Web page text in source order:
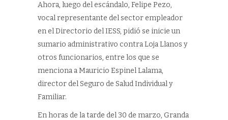
Ahora, luego del escándalo, Felipe Pezo,
vocal representante del sector empleador
en el Directorio del IESS, pidió se inicie un
sumario administrativo contra Loja Llanos y
otros funcionarios, entre los que se
menciona a Mauricio Espinel Lalama,
director del Seguro de Salud Individual y
Familiar.
En horas de la tarde del 30 de marzo, Granda